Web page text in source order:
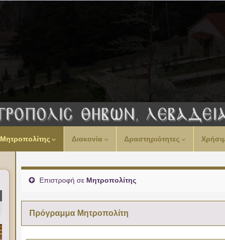
Μητροπολίτης Διακονία Δραστηριότητες
Επιστροφή σε Μητροπολίτης
Πρόγραμμα Μητροπολίτη